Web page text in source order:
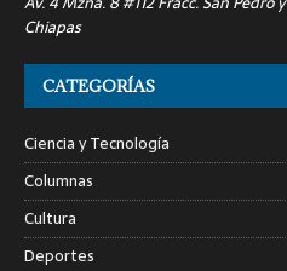
Chiapas
CATEGORÍAS
Ciencia y Tecnología
Columnas
Cultura
Deportes